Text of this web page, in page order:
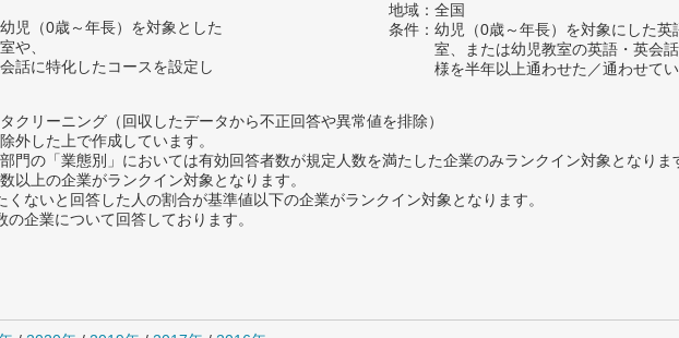
児（0歳～年長）を対象とした
や、
話に特化したコースを設定し
地域：全国
条件：幼児（0歳～年長）を対象にした英
室、または幼児教室の英語・英会
様を半年以上通わせた／通わせてい
リーニング（回収したデータから不正回答や異常値を排除）
外した上で作成しています。
門の「業態別」においては有効回答者数が規定人数を満たした企業のみランクイン対象となりま
以上の企業がランクイン対象となります。
ないと回答した人の割合が基準値以下の企業がランクイン対象となります。
企業について回答しております。